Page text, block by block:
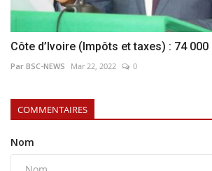
Côte d’Ivoire (Impôts et taxes) : 74
Par BSC-NEWS Mar 22, 2022 0
COMMENTAIRES
Nom